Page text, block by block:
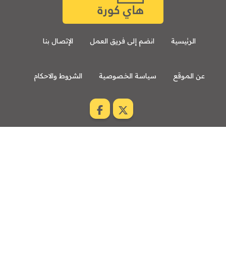
الرئيسية انضم إلى فريق العمل الإتصال بنا
عن الموقع سياسة الخصوصية الشروط والاحكام